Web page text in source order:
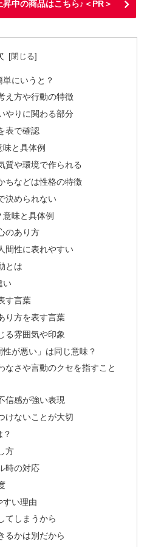
中の商品はこちら♪＜PR＞
にいうと？
え方や行動の特徴
やりに関わる部分
表で確認
と具体例
質や環境で作られる
ちなどは性格の特徴
決められない
意味と具体例
のあり方
間性に表れやすい
とは
い
す言葉
り方を表す言葉
る雰囲気や印象
性が悪い」は同じ意味？
なさや言動のクセを指すこと
信感が強い表現
けないことが大切
方
時の対応
すい理由
てしまうから
るかは別だから